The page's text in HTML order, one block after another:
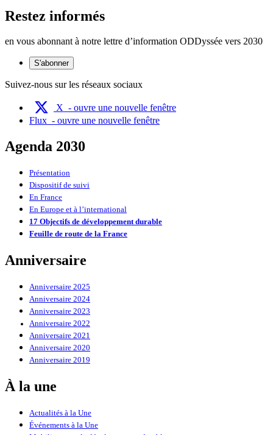
Restez informés
en vous abonnant à notre lettre d’information ODDyssée vers 2030
S'abonner
Suivez-nous sur les réseaux sociaux
X - ouvre une nouvelle fenêtre
Flux - ouvre une nouvelle fenêtre
Agenda 2030
Présentation
Dispositif de suivi
En France
En Europe et à l’international
17 Objectifs de développement durable
Feuille de route de la France
Anniversaire
Anniversaire 2025
Anniversaire 2024
Anniversaire 2023
Anniversaire 2022
Anniversaire 2021
Anniversaire 2020
Anniversaire 2019
À la une
Actualités à la Une
Événements à la Une